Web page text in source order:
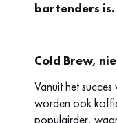
bartenders is.
Cold Brew,
Vanuit het
worden ook
populairder,